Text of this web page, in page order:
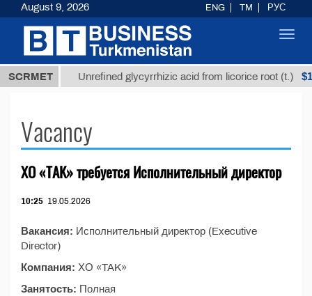
SCRMET
ТМТ Unrefined glycyrrhizic acid from licorice root (t.)
Vacancy
ХО «TAK» требуется Исполнительный директор
10:25 19.05.2026
Вакансия: Исполнительный директор (Executive
Director)
Компания: ХО «TAK»
Занятость: Полная
August 9, 2026 ENG TM РУС